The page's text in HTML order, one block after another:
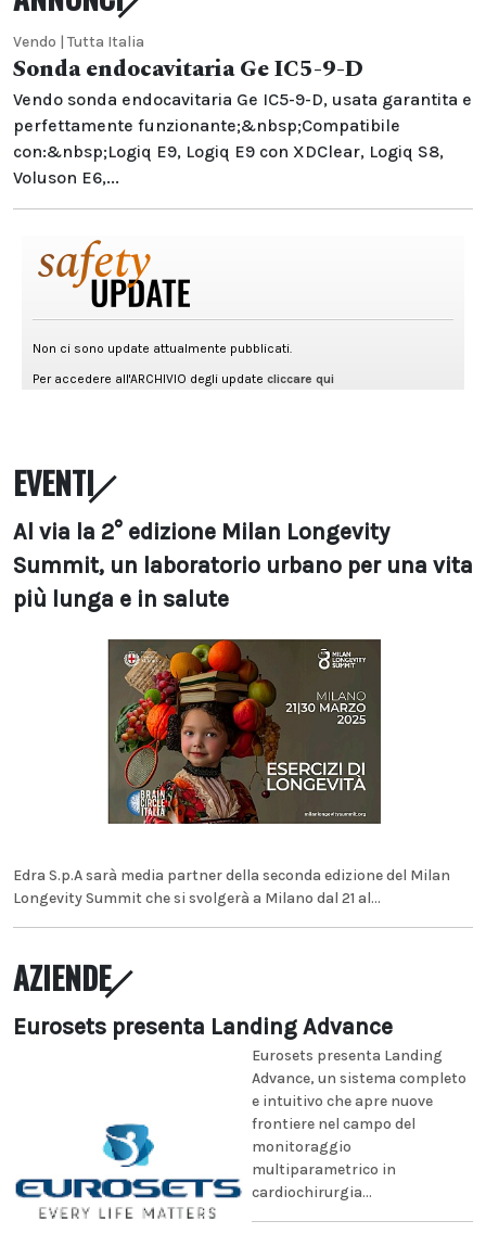
Vendo | Tutta Italia
Sonda endocavitaria Ge IC5-9-D
Vendo sonda endocavitaria Ge IC5-9-D, usata garantita e
perfettamente funzionante;&nbsp;Compatibile
con:&nbsp;Logiq E9, Logiq E9 con XDClear, Logiq S8,
Voluson E6,...
EVENTI
Al via la 2° edizione Milan Longevity
Summit, un laboratorio urbano per una vita
più lunga e in salute
Edra S.p.A sarà media partner della seconda edizione del Milan
Longevity Summit che si svolgerà a Milano dal 21 al...
AZIENDE
Eurosets presenta Landing Advance
Eurosets presenta Landing
Advance, un sistema completo
e intuitivo che apre nuove
frontiere nel campo del
monitoraggio
multiparametrico in
cardiochirurgia...